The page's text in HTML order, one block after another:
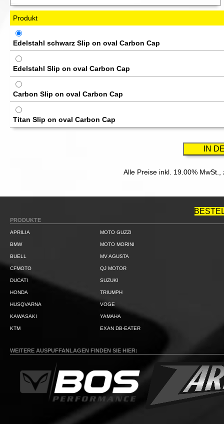
Produkt
Edelstahl schwarz Slip on oval Carbon Cap
Edelstahl Slip on oval Carbon Cap
Carbon Slip on oval Carbon Cap
Titan Slip on oval Carbon Cap
Alle Preise inkl. 19.00% MwSt.,
PRODUKTE
APRILIA
BMW
BUELL
CFMOTO
DUCATI
HONDA
HUSQVARNA
KAWASAKI
KTM
MOTO GUZZI
MOTO MORINI
MV AGUSTA
QJ MOTOR
SUZUKI
TRIUMPH
VOGE
YAMAHA
EXAN DB-EATER
WEITERE AUSPUFFANLAGEN FINDEN SIE HIER: